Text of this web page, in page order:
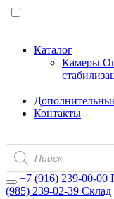
Каталог
Камеры
Контакты
Поиск
товаров
+7 (916) 239-00-00
(985) 239-02-39 Склад